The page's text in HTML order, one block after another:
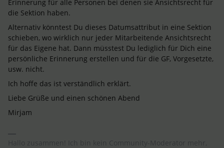
Erinnerung für alle Personen bei denen sie Ansichtsrecht für
die Sektion haben.
Alternativ könntest Du dieses Datumsattribut in eine Sektion
schieben, wo wirklich nur jeder Mitarbeitende Ansichtsrecht
für das Eigene hat. Dann müsstest Du lediglich für Dich eine
persönliche Erinnerung erstellen und für die GF, Vorgesetzte,
usw. nicht.
Ich hoffe das ist verständlich erklärt.
Liebe Grüße und einen schönen Abend
Mirjam